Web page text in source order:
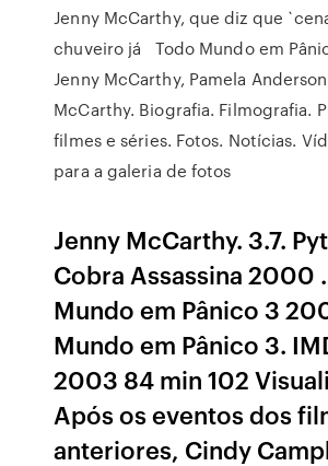
Jenny McCarthy, que diz que
chuveiro já Todo Mundo em
Jenny McCarthy, Pamela
McCarthy. Biografia. Filmografia.
filmes e séries. Fotos. Notícias.
para a galeria de fotos
Jenny McCarthy. 3.7.
Cobra Assassina 2000
Mundo em Pânico 3
Mundo em Pânico 3.
2003 84 min 102
Após os eventos dos
anteriores, Cindy